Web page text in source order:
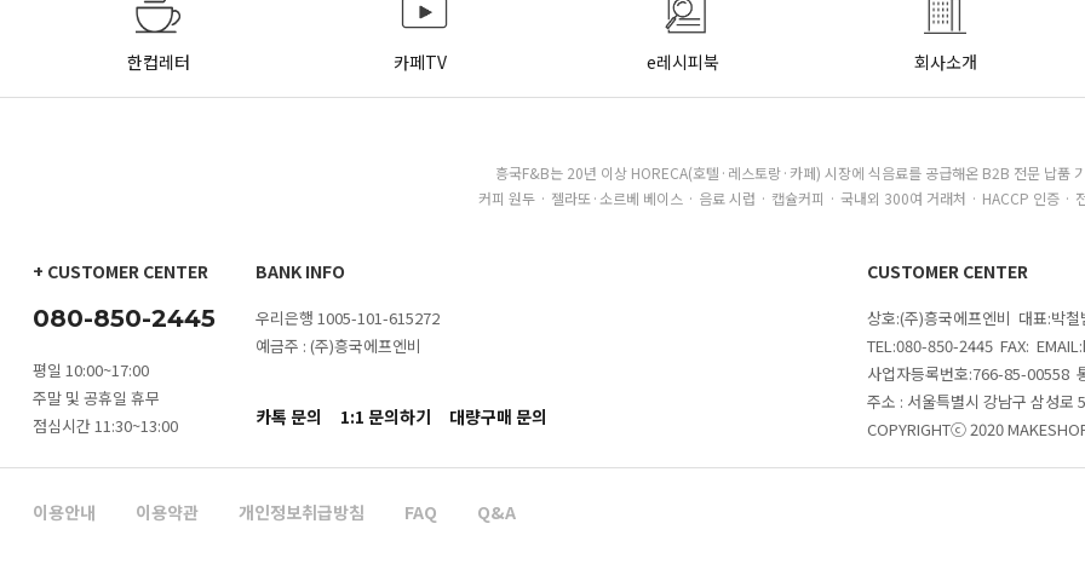
한컵레터 카페TV e레시피북 회사소개
흥국F&B는 20년 이상 HORECA(호텔·레스토랑·카페) 시장에 식음료를 공급해온 B2B 전문 납품
커피 원두 · 젤라또·소르베 베이스 · 음료 시럽 · 캡슐커피 · 국내외 300여 거래처 · HACCP 인증 ·
+ CUSTOMER CENTER
080-850-2445
평일 10:00~17:00
주말 및 공휴일 휴무
점심시간 11:30~13:00
BANK INFO
우리은행 1005-101-615272
예금주 : (주)흥국에프엔비
카톡 문의 1:1 문의하기 대량구매 문의
CUSTOMER CENTER
상호:(주)흥국에프엔비 대표:박
TEL:080-850-2445 FAX:
사업자등록번호:766-85-00558
주소 : 서울특별시 강남구 삼성로
COPYRIGHTⓒ 2020
이용안내 이용약관 개인정보취급방침 FAQ Q&A